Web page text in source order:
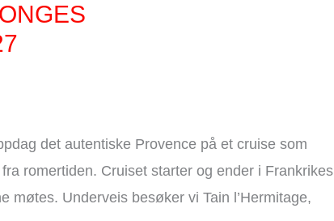
det autentiske Provence på et cruise som
romertiden. Cruiset starter og ender i Frankrikes
møtes. Underveis besøker vi Tain l’Hermitage,